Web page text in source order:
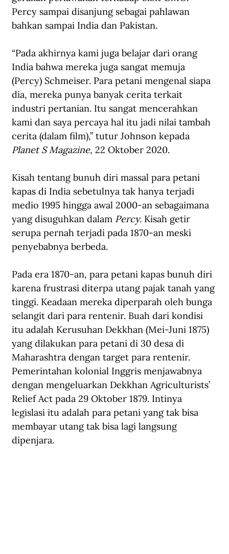
Percy sampai disanjung sebagai pahlawan
bahkan sampai India dan Pakistan.
“Pada akhirnya kami juga belajar dari orang
India bahwa mereka juga sangat memuja
(Percy) Schmeiser. Para petani mengenal siapa
dia, mereka punya banyak cerita terkait
industri pertanian. Itu sangat mencerahkan
kami dan saya percaya hal itu jadi nilai tambah
cerita (dalam film),” tutur Johnson kepada
Planet S Magazine, 22 Oktober 2020.
Kisah tentang bunuh diri massal para petani
kapas di India sebetulnya tak hanya terjadi
medio 1995 hingga awal 2000-an sebagaimana
yang disuguhkan dalam Percy. Kisah getir
serupa pernah terjadi pada 1870-an meski
penyebabnya berbeda.
Pada era 1870-an, para petani kapas bunuh diri
karena frustrasi diterpa utang pajak tanah yang
tinggi. Keadaan mereka diperparah oleh bunga
selangit dari para rentenir. Buah dari kondisi
itu adalah Kerusuhan Dekkhan (Mei-Juni 1875)
yang dilakukan para petani di 30 desa di
Maharashtra dengan target para rentenir.
Pemerintahan kolonial Inggris menjawabnya
dengan mengeluarkan Dekkhan Agriculturists’
Relief Act pada 29 Oktober 1879. Intinya
legislasi itu adalah para petani yang tak bisa
membayar utang tak bisa lagi langsung
dipenjara.